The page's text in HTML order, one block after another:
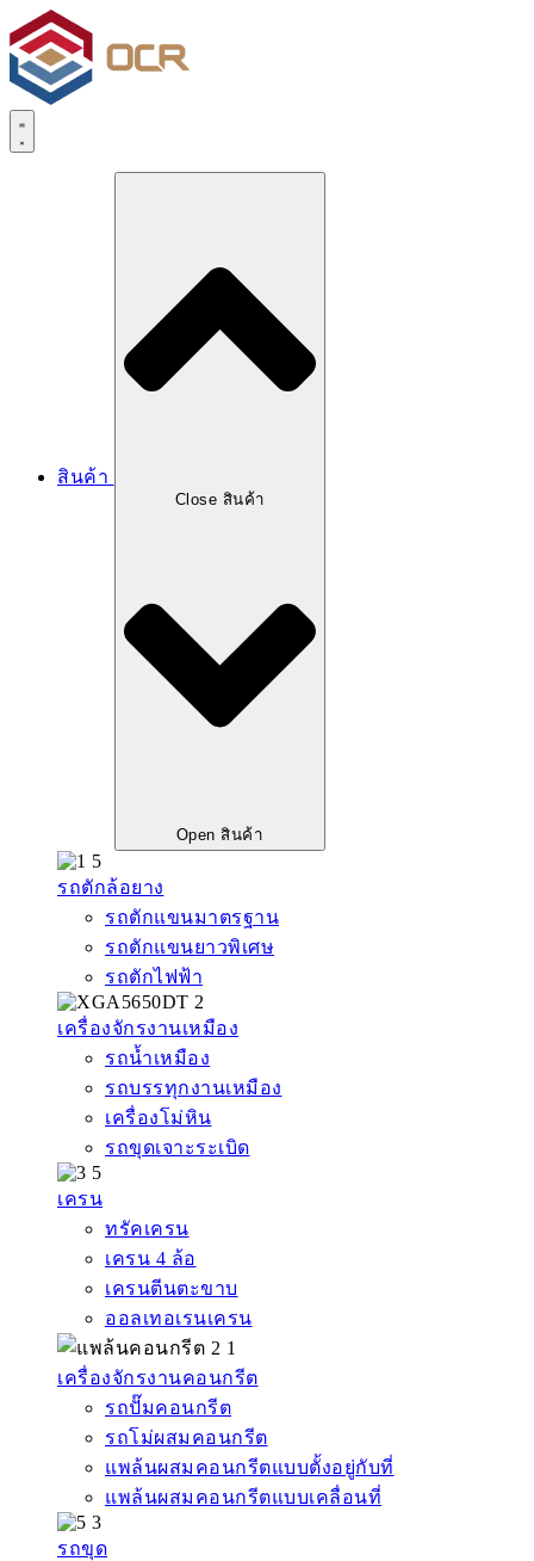
สินค้า
Close สินค้า
Open สินค้า
รถตักล้อยาง
รถตักแขนมาตรฐาน
รถตักแขนยาวพิเศษ
รถตักไฟฟ้า
เครื่องจักรงานเหมือง
รถน้ำเหมือง
รถบรรทุกงานเหมือง
เครื่องโม่หิน
รถขุดเจาะระเบิด
เครน
ทรัคเครน
เครน 4 ล้อ
เครนตีนตะขาบ
ออลเทอเรนเครน
เครื่องจักรงานคอนกรีต
รถปั๊มคอนกรีต
รถโม่ผสมคอนกรีต
แพล้นผสมคอนกรีตแบบตั้งอยู่กับที่
แพล้นผสมคอนกรีตแบบเคลื่อนที่
รถขุด